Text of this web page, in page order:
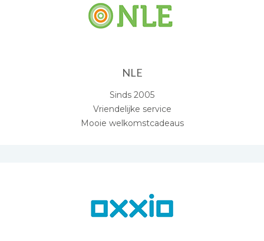
NLE
Sinds 2005
Vriendelijke service
Mooie welkomstcadeaus